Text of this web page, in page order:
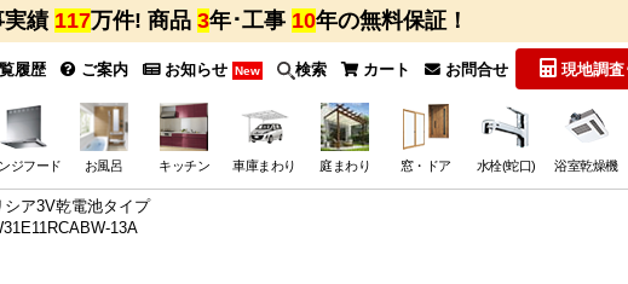
実績 117万件! 商品 3年･工事 10年の無料保証！
履歴 ご案内 お知らせ New 検索 カート お問合せ 現地調査
ジフード お風呂 キッチン 車庫まわり 庭まわり 窓・ドア 水栓(蛇口) 浴室乾燥機
シア3V乾電池タイプ
13A